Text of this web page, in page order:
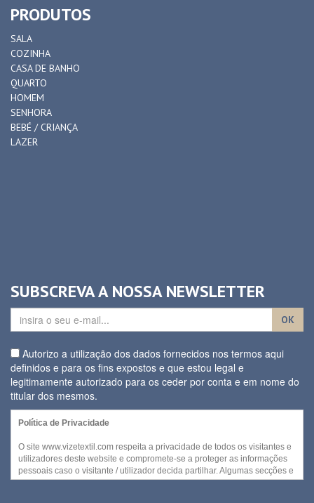
PRODUTOS
SALA
COZINHA
CASA DE BANHO
QUARTO
HOMEM
SENHORA
BEBÉ / CRIANÇA
LAZER
SUBSCREVA A NOSSA NEWSLETTER
OK
Autorizo a utilização dos dados fornecidos nos termos aqui
definidos e para os fins expostos e que estou legal e
legitimamente autorizado para os ceder por conta e em nome do
titular dos mesmos.
Política de Privacidade
O site www.vizetextil.com respeita a privacidade de todos os visitantes e
utilizadores deste website e compromete-se a proteger as informações
pessoais caso o visitante / utilizador decida partilhar. Algumas secções e
/ ou funcionalidades deste website podem ser acedidas sem recurso a